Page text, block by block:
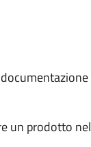
un prodotto